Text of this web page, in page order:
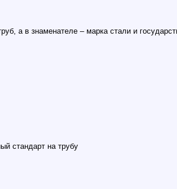
а в знаменателе – марка стали и
стандарт на трубу